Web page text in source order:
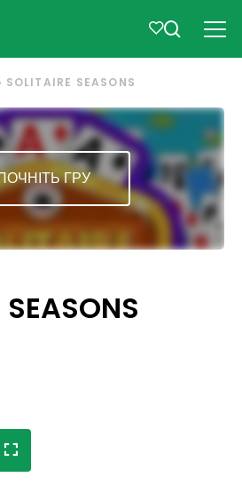
SOLITAIRE SEASONS
ГРУ